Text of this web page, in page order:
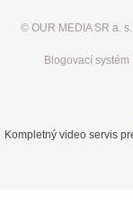
© OUR MEDIA SR a.
Blogovací
Kompletný video servis